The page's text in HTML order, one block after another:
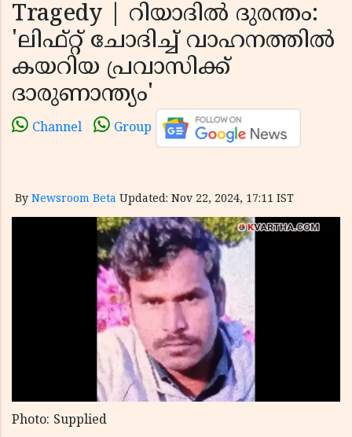
Tragedy | റിയാദില്‍ ദുരന്തം:
'ലിഫ്റ്റ് ചോദിച്ച് വാഹനത്തില്‍
കയറിയ പ്രവാസിക്ക്
ദാരുണാന്ത്യം'
Channel Group
By Newsroom Beta Updated: Nov 22, 2024, 17:11 IST
Photo: Supplied